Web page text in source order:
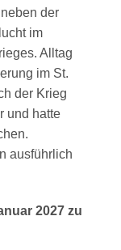
der
im
Alltag
im St.
der Krieg
und hatte
ausführlich
2027 zu